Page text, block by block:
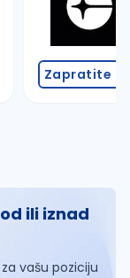
Zapratite
ili iznad
vašu poziciju